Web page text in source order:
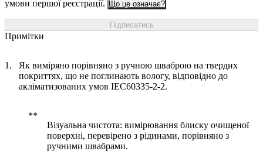
умови першої реєстрації. Що це означає?
Підписатись
Примітки
Як виміряно порівняно з ручною шваброю на твердих
покриттях, що не поглинають вологу, відповідно до
акліматизованих умов IEC60335-2-2.
Візуальна чистота: вимірювання блиску очищеної
поверхні, перевірено з рідинами, порівняно з
ручними швабрами.